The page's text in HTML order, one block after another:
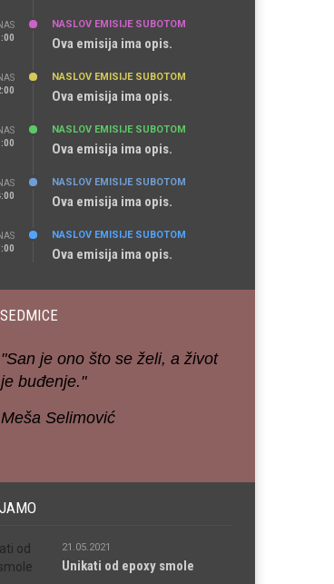
NASLOV EMISIJE SUBOTOM
Ova emisija ima opis.
NASLOV EMISIJE SUBOTOM
Ova emisija ima opis.
NASLOV EMISIJE SUBOTOM
Ova emisija ima opis.
NASLOV EMISIJE SUBOTOM
Ova emisija ima opis.
NASLOV EMISIJE SUBOTOM
Ova emisija ima opis.
"San je ono što se želi, a život
je buđenje."
Meša Selimović
21.05.2021
Unikati od epoxy smole